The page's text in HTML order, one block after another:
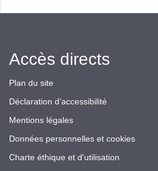
Accès directs
Plan du site
Déclaration d’accessibilité
Mentions légales
Données personnelles et cookies
Charte éthique et d'utilisation